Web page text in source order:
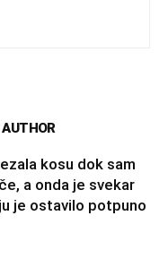
kosu dok sam
a onda je svekar
je ostavilo potpuno